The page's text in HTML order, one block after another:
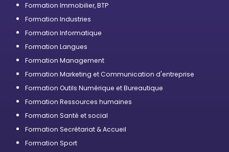
Formation Immobilier, BTP
Formation Industries
Formation Informatique
Formation Langues
Formation Management
Formation Marketing et Communication d'entreprise
Formation Outils Numérique et Bureautique
Formation Ressources humaines
Formation Santé et social
Formation Secrétariat & Accueil
Formation Sport